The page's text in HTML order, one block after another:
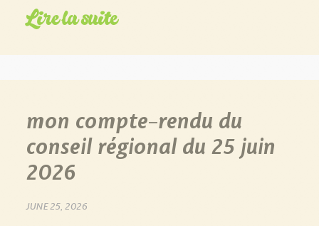
Lire la suite
mon compte-rendu du
conseil régional du 25 juin
2026
JUNE 25, 2026